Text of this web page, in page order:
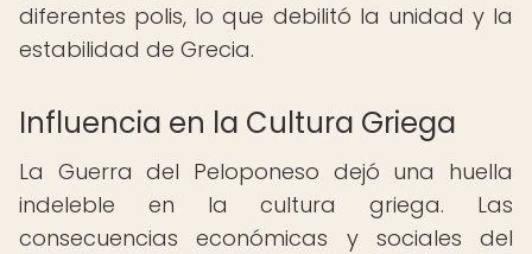
diferentes polis, lo que debilitó la unidad y la
estabilidad de Grecia.
Influencia en la Cultura Griega
La Guerra del Peloponeso dejó una huella
indeleble en la cultura griega. Las
consecuencias económicas y sociales del